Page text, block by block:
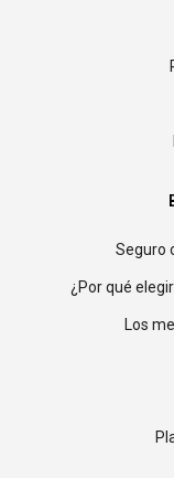
Seguro
¿Por qué
Los